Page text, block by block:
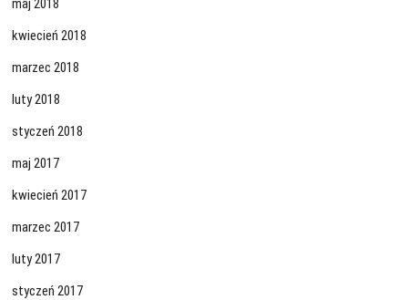
maj 2018
kwiecień 2018
marzec 2018
luty 2018
styczeń 2018
maj 2017
kwiecień 2017
marzec 2017
luty 2017
styczeń 2017